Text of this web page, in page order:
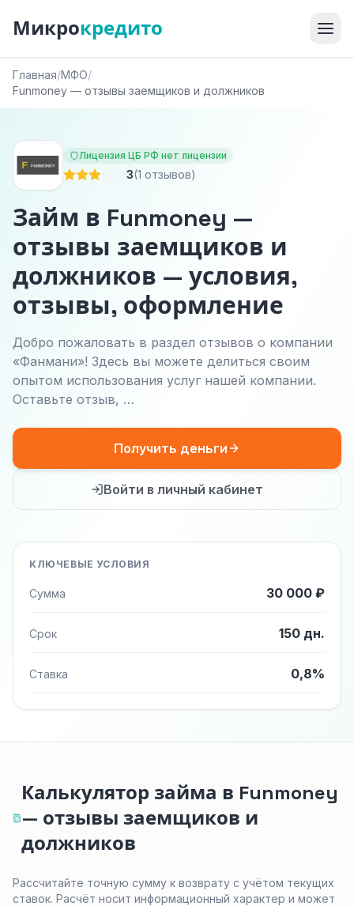
Микрокредито
Главная/МФО/
Funmoney — отзывы заемщиков и должников
Лицензия ЦБ РФ нет лицензии
3(1 отзывов)
Займ в Funmoney —
отзывы заемщиков и
должников — условия,
отзывы, оформление
Добро пожаловать в раздел отзывов о компании
«Фанмани»! Здесь вы можете делиться своим
опытом использования услуг нашей компании.
Оставьте отзыв, …
Получить деньги
Войти в личный кабинет
КЛЮЧЕВЫЕ УСЛОВИЯ
Сумма 30 000 ₽
Срок 150 дн.
Ставка 0,8%
Калькулятор займа в Funmoney
— отзывы заемщиков и
должников
Рассчитайте точную сумму к возврату с учётом текущих
ставок. Расчёт носит информационный характер и может